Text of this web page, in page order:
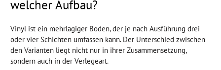
welcher Aufbau?
Vinyl ist ein mehrlagiger Boden, der je nach Ausführung drei
oder vier Schichten umfassen kann. Der Unterschied zwischen
den Varianten liegt nicht nur in ihrer Zusammensetzung,
sondern auch in der Verlegeart.